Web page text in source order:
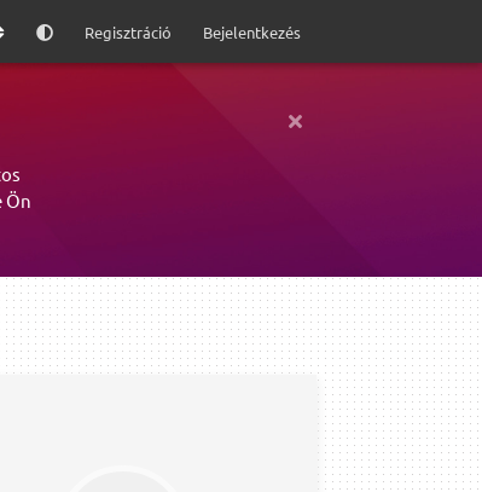
Regisztráció Bejelentkezés
Ön